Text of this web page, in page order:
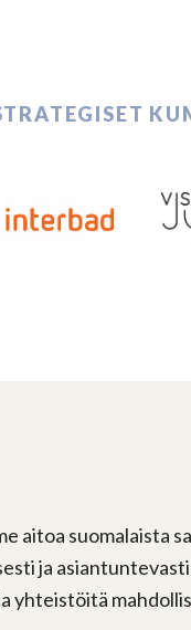
aitoa suomalaista
ja
yhteistöitä